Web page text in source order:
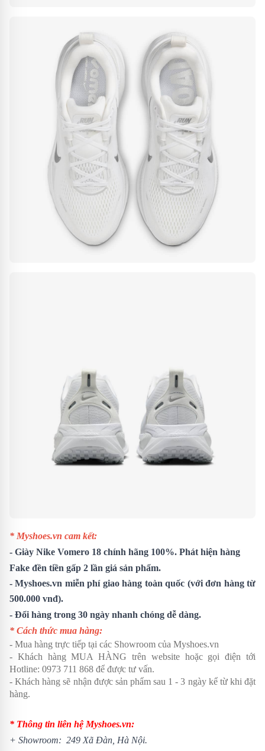
* Myshoes.vn cam kết:
- Giày Nike Vomero 18 chính hãng 100%. Phát hiện hàng
Fake đền tiền gấp 2 lần giá sản phẩm.
- Myshoes.vn miễn phí giao hàng toàn quốc (với đơn hàng từ
500.000 vnđ).
- Đổi hàng trong 30 ngày nhanh chóng dễ dàng.
* Cách thức mua hàng:
- Mua hàng trực tiếp tại các Showroom của Myshoes.vn
- Khách hàng MUA HÀNG trên website hoặc gọi điện tới
Hotline: 0973 711 868 để được tư vấn.
- Khách hàng sẽ nhận được sản phẩm sau 1 - 3 ngày kể từ khi đặt
hàng.
* Thông tin liên hệ Myshoes.vn:
+ Showroom: 249 Xã Đàn, Hà Nội.